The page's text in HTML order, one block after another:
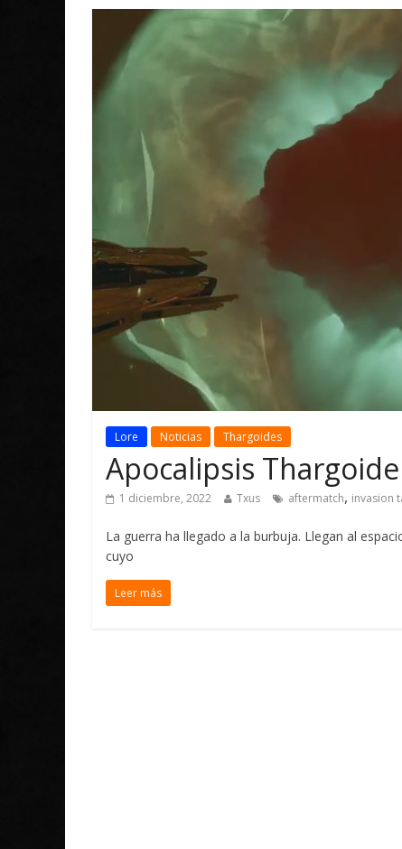
Lore Noticias Thargoides
Apocalipsis Thargoide
1 diciembre, 2022 Txus aftermatch, invasion
La guerra ha llegado a la burbuja. Llegan al
cuyo
Leer más